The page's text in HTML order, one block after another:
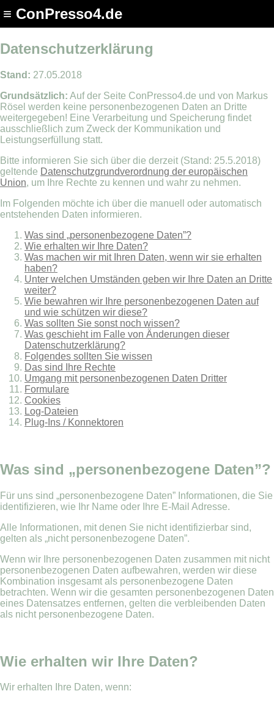
≡ ConPresso4.de
Datenschutzerklärung
Stand: 27.05.2018
Grundsätzlich: Auf der Seite ConPresso4.de und von Markus
Rösel werden keine personenbezogenen Daten an Dritte
weitergegeben! Eine Verarbeitung und Speicherung findet
ausschließlich zum Zweck der Kommunikation und
Leistungserfüllung statt.
Bitte informieren Sie sich über die derzeit (Stand: 25.5.2018)
geltende Datenschutzgrundverordnung der europäischen
Union, um Ihre Rechte zu kennen und wahr zu nehmen.
Im Folgenden möchte ich über die manuell oder automatisch
entstehenden Daten informieren.
Was sind „personenbezogene Daten”?
Wie erhalten wir Ihre Daten?
Was machen wir mit Ihren Daten, wenn wir sie erhalten
haben?
Unter welchen Umständen geben wir Ihre Daten an Dritte
weiter?
Wie bewahren wir Ihre personenbezogenen Daten auf
und wie schützen wir diese?
Was sollten Sie sonst noch wissen?
Was geschieht im Falle von Änderungen dieser
Datenschutzerklärung?
Folgendes sollten Sie wissen
Das sind Ihre Rechte
Umgang mit personenbezogenen Daten Dritter
Formulare
Cookies
Log-Dateien
Plug-Ins / Konnektoren
Was sind „personenbezogene Daten”?
Für uns sind „personenbezogene Daten” Informationen, die Sie
identifizieren, wie Ihr Name oder Ihre E-Mail Adresse.
Alle Informationen, mit denen Sie nicht identifizierbar sind,
gelten als „nicht personenbezogene Daten”.
Wenn wir Ihre personenbezogenen Daten zusammen mit nicht
personenbezogenen Daten aufbewahren, werden wir diese
Kombination insgesamt als personenbezogene Daten
betrachten. Wenn wir die gesamten personenbezogenen Daten
eines Datensatzes entfernen, gelten die verbleibenden Daten
als nicht personenbezogene Daten.
Wie erhalten wir Ihre Daten?
Wir erhalten Ihre Daten, wenn: